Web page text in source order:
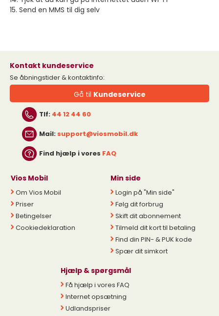
15. Send en MMS til dig selv
Kontakt kundeservice
Se åbningstider & kontaktinfo:
Gå til Kundeservice
Tlf: 44 12 44 60
Mail: support@viosmobil.dk
Find hjælp i vores FAQ
Vios Mobil
Om Vios Mobil
Priser
Betingelser
Cookiedeklaration
Min side
Login på "Min side"
Følg dit forbrug
Skift dit abonnement
Tilmeld dit kort til betaling
Find din PIN- & PUK kode
Spær dit simkort
Hjælp & spørgsmål
Få hjælp i vores FAQ
Internet opsætning
Udlandspriser